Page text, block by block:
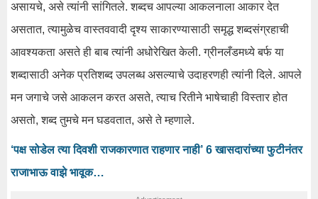
असायचे, असे त्यांनी सांगितले. शब्दच आपल्या आकलनाला आकार देत
असतात, त्यामुळेच वास्तववादी दृश्य साकारण्यासाठी समृद्ध शब्दसंग्रहाची
आवश्यकता असते ही बाब त्यांनी अधोरेखित केली. ग्रीनलँडमध्ये बर्फ या
शब्दासाठी अनेक प्रतिशब्द उपलब्ध असल्याचे उदाहरणही त्यांनी दिले. आपले
मन जगाचे जसे आकलन करत असते, त्याच रितीने भाषेचाही विस्तार होत
असतो, शब्द तुमचे मन घडवतात, असे ते म्हणाले.
‘पक्ष सोडेल त्या दिवशी राजकारणात राहणार नाही’ 6 खासदारांच्या फुटीनंतर
राजाभाऊ वाझे भावूक…